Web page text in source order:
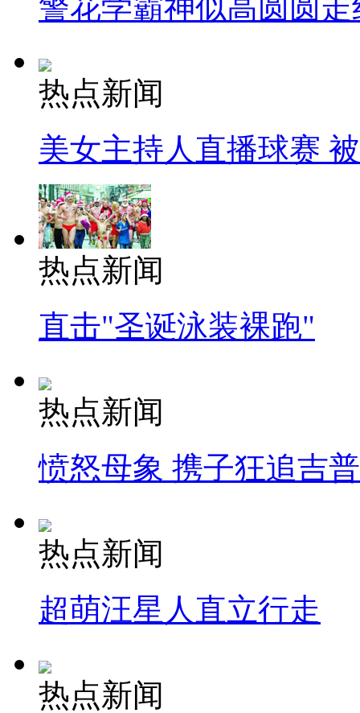
警花学霸神似高圆圆走
热点新闻
美女主持人直播球赛
热点新闻
直击"圣诞泳装裸跑"
热点新闻
愤怒母象 携子狂追吉
热点新闻
超萌汪星人直立行走
热点新闻